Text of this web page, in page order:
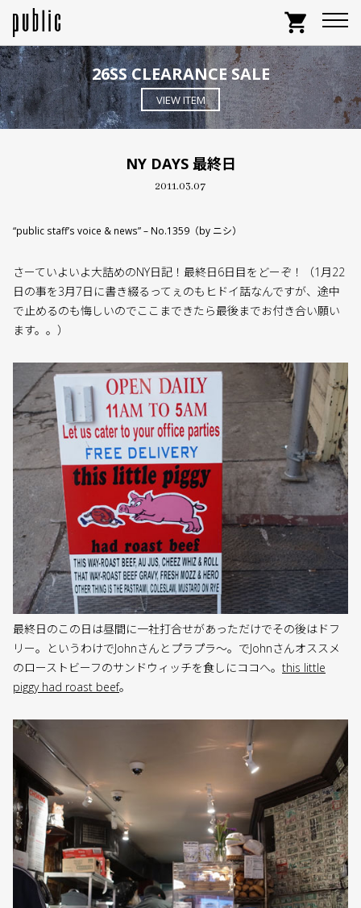
shopping_cart
26SS CLEARANCE SALE
VIEW ITEM
NY DAYS 最終日
2011.03.07
“public staff’s voice & news” – No.1359（by ニシ）
さーていよいよ大詰めのNY日記！最終日6日目をどーぞ！（1月22
日の事を3月7日に書き綴るってぇのもヒドイ話なんですが、途中
で止めるのも悔しいのでここまできたら最後までお付き合い願い
ます。。）
最終日のこの日は昼間に一社打合せがあっただけでその後はドフ
リー。というわけでJohnさんとプラプラ〜。でJohnさんオススメ
のローストビーフのサンドウィッチを食しにココへ。 this little
piggy had roast beef。